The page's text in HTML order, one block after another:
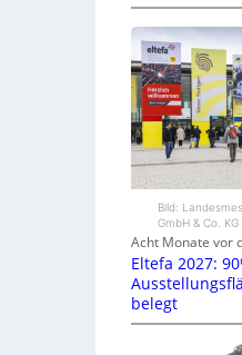
Bild:
GmbH & Co. KG
Acht Monate vor
Eltefa 2027:
belegt